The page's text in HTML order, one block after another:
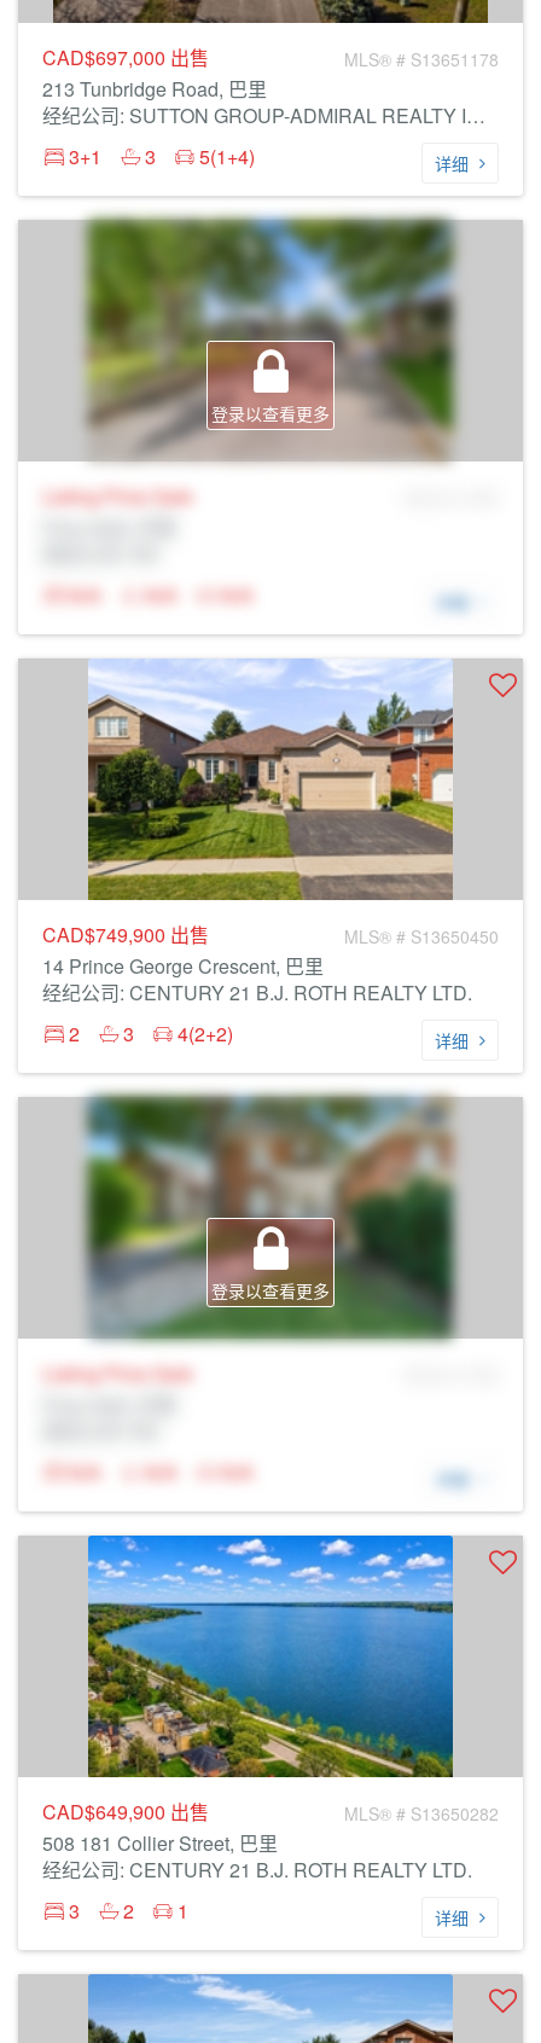
CAD$697,000 出售 MLS® # S13651178
213 Tunbridge Road, 巴里
经纪公司: SUTTON GROUP-ADMIRAL REALTY INC.
3+1
3 5(1+4) 详细
登录以查看更多
Listing Price Sale
N/A
N/A N/A 详细
CAD$749,900 出售 MLS® # S13650450
14 Prince George Crescent, 巴里
经纪公司: CENTURY 21 B.J. ROTH REALTY LTD.
2
3 4(2+2) 详细
登录以查看更多
Listing Price Sale
N/A
N/A N/A 详细
CAD$649,900 出售 MLS® # S13650282
508 181 Collier Street, 巴里
经纪公司: CENTURY 21 B.J. ROTH REALTY LTD.
3
2 1 详细